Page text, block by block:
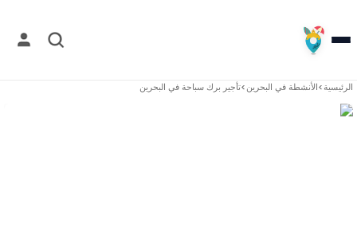
الرئيسية>الأنشطة في البحرين>تأجير برك سباحة في البحرين